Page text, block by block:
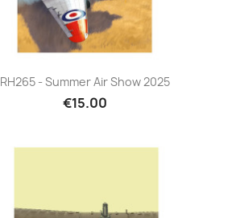
Quick view
RH265 - Summer Air Show 2025
€15.00